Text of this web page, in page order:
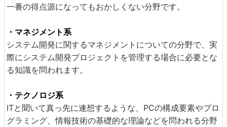
一番の得点源になってもおかしくない分野です。
・マネジメント系
システム開発に関するマネジメントについての分野で、実
際にシステム開発プロジェクトを管理する場合に必要とな
る知識を問われます。
・テクノロジ系
ITと聞いて真っ先に連想するような、PCの構成要素やプロ
グラミング、情報技術の基礎的な理論などを問われる分野